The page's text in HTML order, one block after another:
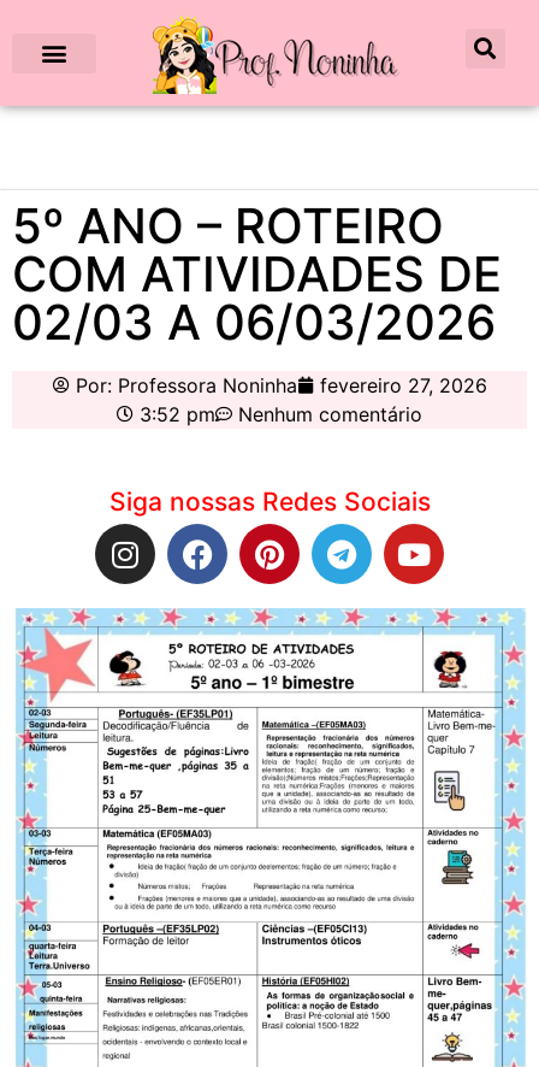
5º ANO – ROTEIRO
COM ATIVIDADES DE
02/03 A 06/03/2026
Por:Professora Noninha
fevereiro 27, 2026
3:52 pm
Nenhum comentário
Siga nossas Redes Sociais